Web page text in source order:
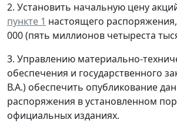
2. Установить начальную цену
пункте 1 настоящего
000 (пять миллионов четыреста
3. Управлению материально-
обеспечения и государственного
В.А.) обеспечить опубликование
распоряжения в установленном
официальных изданиях.